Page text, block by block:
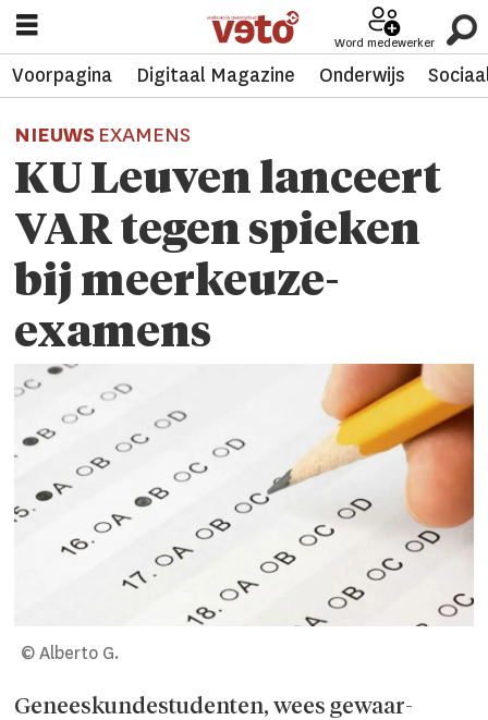
Word medewerker
Voorpagina Digitaal Magazine Onderwijs
NIEUWS EXAMENS
KU Leuven lanceert
VAR tegen spieken
bij meerkeuze-
examens
© Alberto G.
Geneeskundestudenten, wees gewaar­